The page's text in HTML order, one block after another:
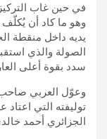
في حين غاب
وهو ما كاد أن
يديه داخل منقطة
الصولة والذي
سدد بقوة أعلى
وعوّل العربي
توليفته التي اعتاد
الجزائري أحمد